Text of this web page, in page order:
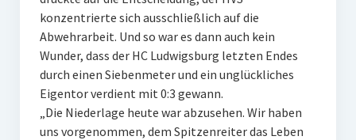
Jugend Sponsoring
konzentrierte sich ausschließlich auf die
Abwehrarbeit. Und so war es dann auch kein
Wunder, dass der HC Ludwigsburg letzten Endes
durch einen Siebenmeter und ein unglückliches
Eigentor verdient mit 0:3 gewann.
„Die Niederlage heute war abzusehen. Wir haben
uns vorgenommen, dem Spitzenreiter das Leben